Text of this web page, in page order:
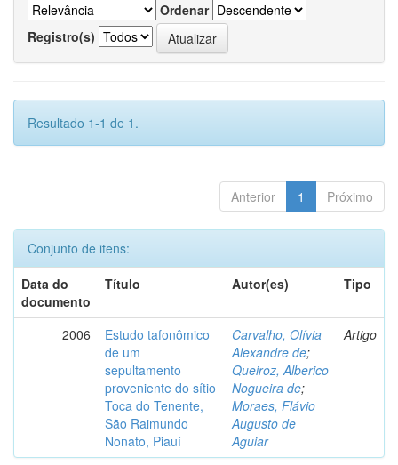
Ordenar
Registro(s)
Resultado 1-1 de 1.
Anterior 1 Próximo
Conjunto de itens:
Data do
documento
Título Autor(es) Tipo
2006
Estudo tafonômico
de um
sepultamento
proveniente do sítio
Toca do Tenente,
São Raimundo
Nonato, Piauí
Carvalho, Olívia
Alexandre de;
Queiroz, Alberico
Nogueira de;
Moraes, Flávio
Augusto de
Aguiar
Artigo